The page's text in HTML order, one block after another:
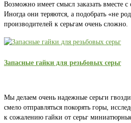
Возможно имеет смысл заказать вместе с
Иногда они теряются, а подобрать «не
производителей к серьгам очень сложно.
Запасные гайки для резьбовых серьг
Мы делаем очень надежные серьги
смело отправляться покорять горы,
к сожалению гайки от серьг